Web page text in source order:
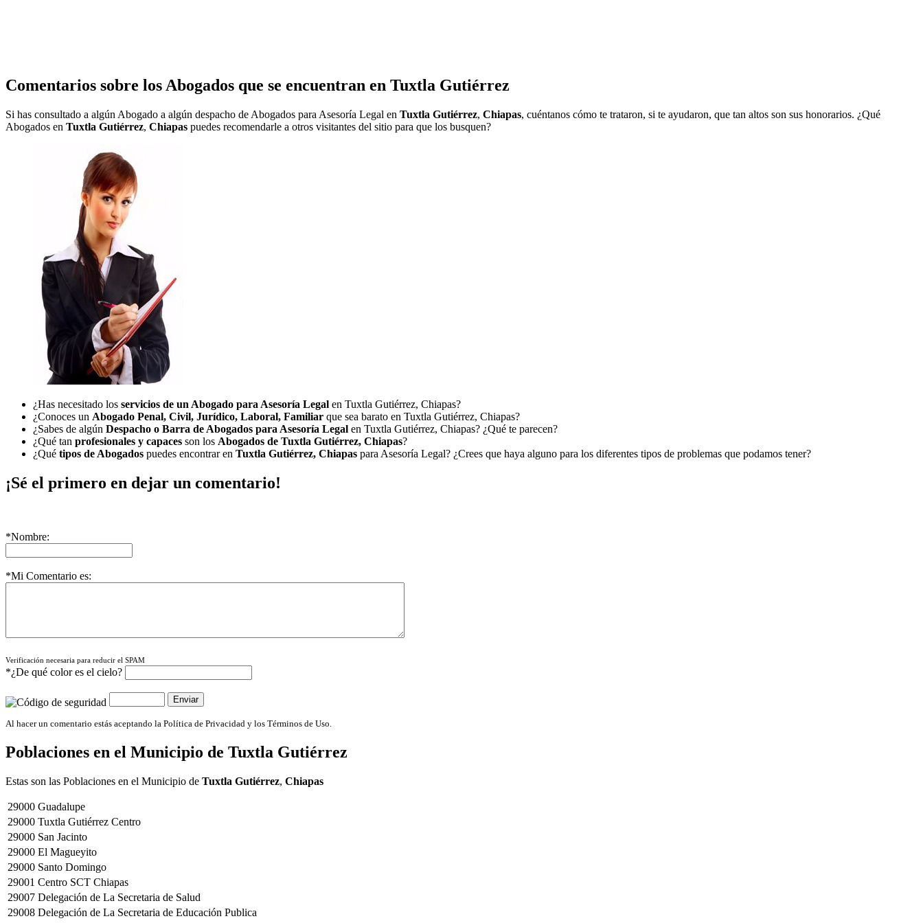
Comentarios sobre los Abogados que se encuentran en Tuxtla Gutiérrez
Si has consultado a algún Abogado a algún despacho de Abogados para Asesoría Legal en Tuxtla Gutiérrez, Chiapas, cuéntanos cómo te trataron, si te ayudaron, que tan altos son sus honorarios. ¿Qué
Abogados en Tuxtla Gutiérrez, Chiapas puedes recomendarle a otros visitantes del sitio para que los busquen?
¿Has necesitado los servicios de un Abogado para Asesoría Legal en Tuxtla Gutiérrez, Chiapas?
¿Conoces un Abogado Penal, Civil, Jurídico, Laboral, Familiar que sea barato en Tuxtla Gutiérrez, Chiapas?
¿Sabes de algún Despacho o Barra de Abogados para Asesoría Legal en Tuxtla Gutiérrez, Chiapas? ¿Qué te parecen?
¿Qué tan profesionales y capaces son los Abogados de Tuxtla Gutiérrez, Chiapas?
¿Qué tipos de Abogados puedes encontrar en Tuxtla Gutiérrez, Chiapas para Asesoría Legal? ¿Crees que haya alguno para los diferentes tipos de problemas que podamos tener?
¡Sé el primero en dejar un comentario!
*Nombre:
*Mi Comentario es:
Verificación necesaria para reducir el SPAM
*¿De qué color es el cielo?
Al hacer un comentario estás aceptando la Política de Privacidad y los Términos de Uso.
Poblaciones en el Municipio de Tuxtla Gutiérrez
Estas son las Poblaciones en el Municipio de Tuxtla Gutiérrez, Chiapas
29000 Guadalupe
29000 Tuxtla Gutiérrez Centro
29000 San Jacinto
29000 El Magueyito
29000 Santo Domingo
29001 Centro SCT Chiapas
29007 Delegación de La Secretaria de Salud
29008 Delegación de La Secretaria de Educación Publica